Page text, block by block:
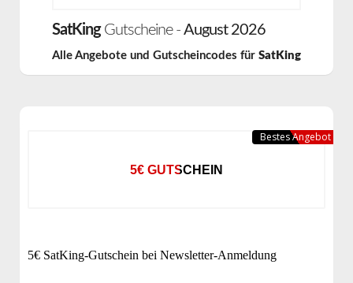
SatKingGutscheine - August 2026
Alle Angebote und Gutscheincodes für SatKing
5€ GUTSCHEIN
5€ SatKing-Gutschein bei Newsletter-Anmeldung
Bestes Angebot